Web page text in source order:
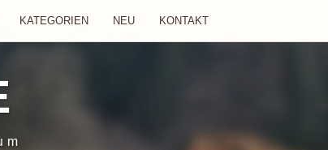
KATEGORIEN NEU KONTAKT